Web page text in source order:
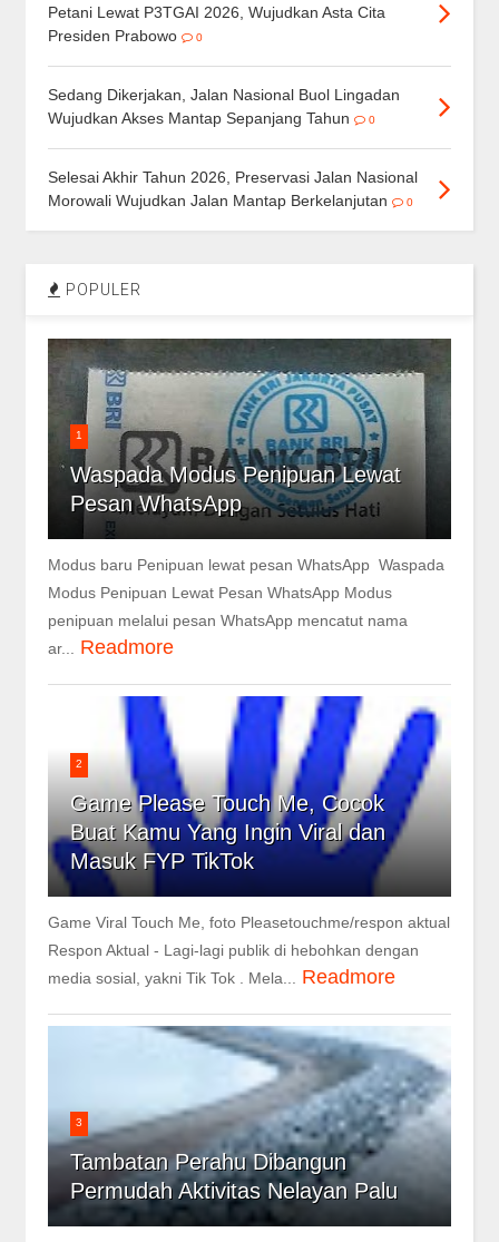
Petani Lewat P3TGAI 2026, Wujudkan Asta Cita
Presiden Prabowo
0
Sedang Dikerjakan, Jalan Nasional Buol Lingadan
Wujudkan Akses Mantap Sepanjang Tahun
0
Selesai Akhir Tahun 2026, Preservasi Jalan Nasional
Morowali Wujudkan Jalan Mantap Berkelanjutan
0
POPULER
1
Waspada Modus Penipuan Lewat
Pesan WhatsApp
Modus baru Penipuan lewat pesan WhatsApp Waspada
Modus Penipuan Lewat Pesan WhatsApp Modus
penipuan melalui pesan WhatsApp mencatut nama
ar... Readmore
2
Game Please Touch Me, Cocok
Buat Kamu Yang Ingin Viral dan
Masuk FYP TikTok
Game Viral Touch Me, foto Pleasetouchme/respon aktual
Respon Aktual - Lagi-lagi publik di hebohkan dengan
media sosial, yakni Tik Tok . Mela... Readmore
3
Tambatan Perahu Dibangun
Permudah Aktivitas Nelayan Palu